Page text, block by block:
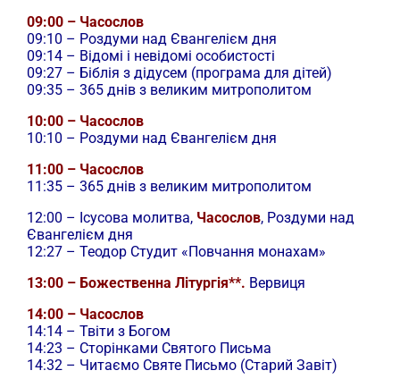
09:00 – Часослов
09:10 – Роздуми над Євангелієм дня
09:14 – Відомі і невідомі особистості
09:27 – Біблія з дідусем (програма для дітей)
09:35 – 365 днів з великим митрополитом
10:00 – Часослов
10:10 – Роздуми над Євангелієм дня
11:00 – Часослов
11:35 – 365 днів з великим митрополитом
12:00 – Ісусова молитва, Часослов, Роздуми над
Євангелієм дня
12:27 – Теодор Студит «Повчання монахам»
13:00 – Божественна Літургія**. Вервиця
14:00 – Часослов
14:14 – Твіти з Богом
14:23 – Сторінками Святого Письма
14:32 – Читаємо Святе Письмо (Старий Завіт)